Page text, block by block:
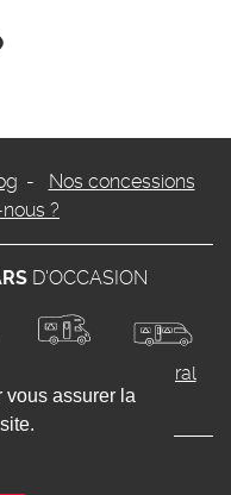
assurer la
haut de page
Nos concessions
?
D'OCCASION
Intégral